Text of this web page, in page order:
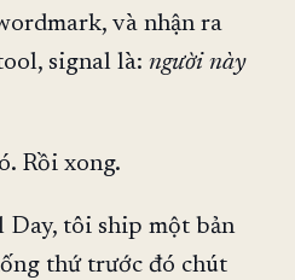
và nhận ra
signal là: người này
Rồi xong.
tôi ship một bản
thứ trước đó chút